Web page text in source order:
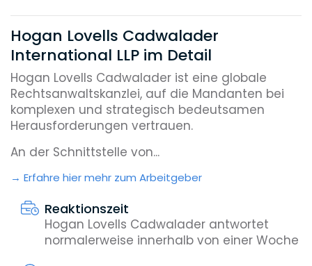
Hogan Lovells Cadwalader
International LLP im Detail
Hogan Lovells Cadwalader ist eine globale
Rechtsanwaltskanzlei, auf die Mandanten bei
komplexen und strategisch bedeutsamen
Herausforderungen vertrauen.
An der Schnittstelle von...
Erfahre hier mehr zum Arbeitgeber
Reaktionszeit
Hogan Lovells Cadwalader antwortet
normalerweise innerhalb von einer Woche